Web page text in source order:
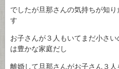
でしたが旦那さんの気持ちが知
す
お子さんが３人もいてまだ小さ
は豊かな家庭だし
離婚して旦那さんがお子さん３